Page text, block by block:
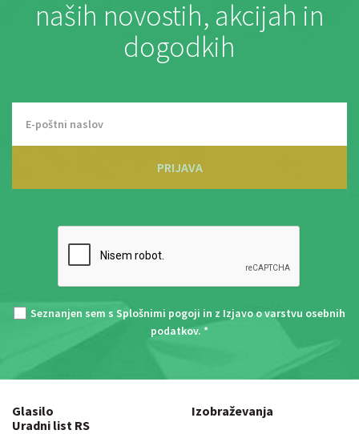
naših novostih, akcijah in
dogodkih
PRIJAVA
Seznanjen sem s Splošnimi pogoji in z Izjavo o varstvu osebnih
podatkov. *
Glasilo
Uradni list RS
Izobraževanja